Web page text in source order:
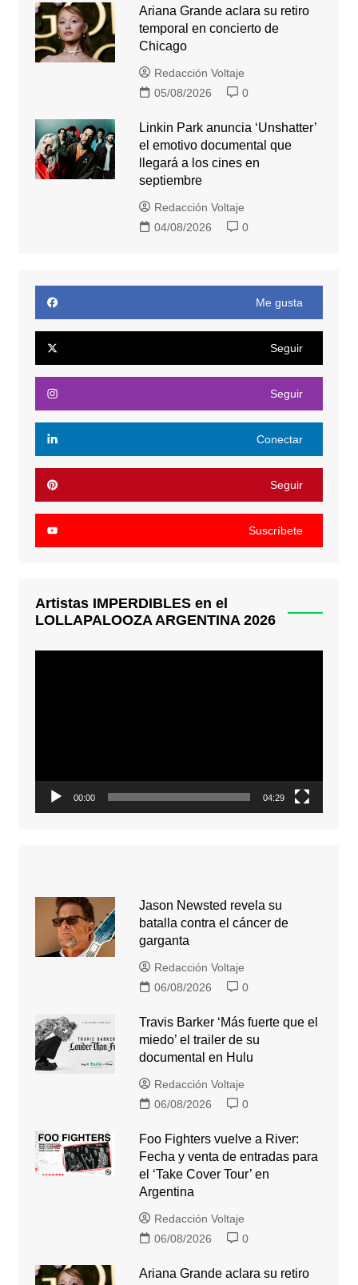
Ariana Grande aclara su retiro
temporal en concierto de
Chicago
Redacción Voltaje
05/08/2026
0
Linkin Park anuncia ‘Unshatter’
el emotivo documental que
llegará a los cines en
septiembre
Redacción Voltaje
04/08/2026
0
Me gusta
Seguir
Seguir
Conectar
Seguir
Suscríbete
Artistas IMPERDIBLES en el
LOLLAPALOOZA ARGENTINA 2026
00:00 04:29
Jason Newsted revela su
batalla contra el cáncer de
garganta
Redacción Voltaje
06/08/2026
0
Travis Barker ‘Más fuerte que el
miedo’ el trailer de su
documental en Hulu
Redacción Voltaje
06/08/2026
0
Foo Fighters vuelve a River:
Fecha y venta de entradas para
el ‘Take Cover Tour’ en
Argentina
Redacción Voltaje
06/08/2026
0
Ariana Grande aclara su retiro